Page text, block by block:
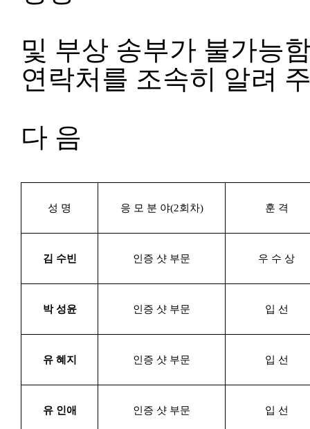
및 부상 송부가 불가능
연락처를 조속히 알려
다 음
성 명 응 모 분 야(2회차) 훈 격
김 수빈 인증 샷 부문 우 수 상
박 성윤 인증 샷 부문 입 선
유 혜지 인증 샷 부문 입 선
유 인애 인증 샷 부문 입 선